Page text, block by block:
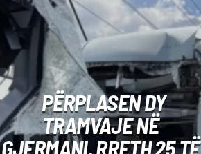
PËRPLASEN DY
TRAMVAJE NË
GJERMANI, RRETH 25 TË